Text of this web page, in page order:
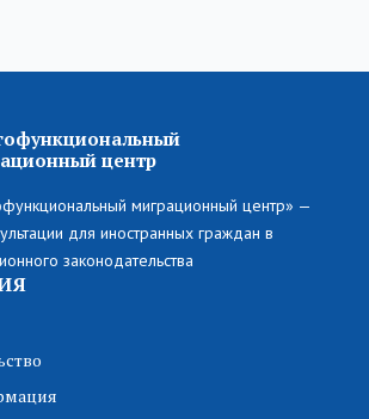
центр
миграционный центр» —
для иностранных граждан в
законодательства